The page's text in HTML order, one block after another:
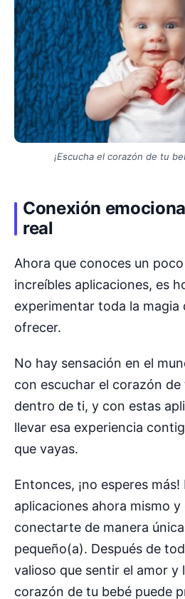
¡Escucha el corazón de tu
Conexión
real
Ahora que conoces un
increíbles aplicaciones, es
experimentar toda la magia
ofrecer.
No hay sensación en el
con escuchar el corazón
dentro de ti, y con estas
llevar esa experiencia
que vayas.
Entonces, ¡no esperes
aplicaciones ahora mismo y
conectarte de manera
pequeño(a). Después de
valioso que sentir el amor y
corazón de tu bebé puede